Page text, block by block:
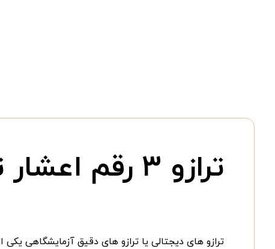
ترازو ۳ رقم اعشار تا جرم ۳۰۰ گرم
ترازو های دیجتالی یا ترازو های دقیق آزمایشگاهی